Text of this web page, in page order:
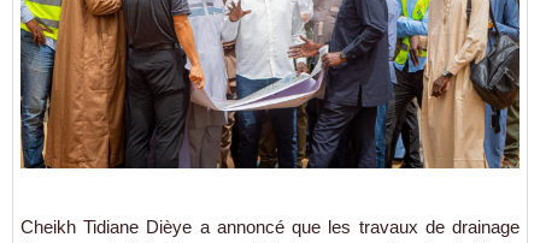
Cheikh Tidiane Dièye a annoncé que les travaux de drainage